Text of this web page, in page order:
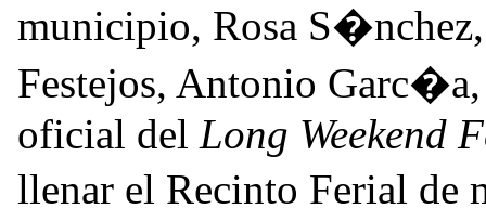
municipio, Rosa
Festejos, Antonio
oficial del Long Weekend
llenar el Recinto Ferial